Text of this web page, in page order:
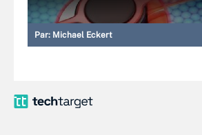
Par: Michael Eckert